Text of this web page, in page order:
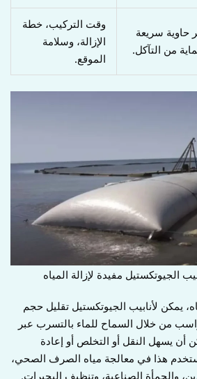
حاوية سريعة
من التآكل.
وقت التركيب، خطة
الإزالة، وسلامة
الموقع.
الجيوتكستيل مفيدة لإزالة المياه
يمكن لأنابيب الجيوتكستيل تقليل حجم
من خلال السماح للماء بالتسرب عبر
أن يسهل النقل أو التخلص أو إعادة
هذا في معالجة مياه الصرف الصحي،
والحمأة الصناعية، وتنظيف البحيرات.